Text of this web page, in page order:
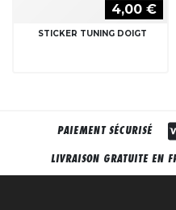
4,00 €
STICKER TUNING DOIGT
PAIEMENT SÉCURISÉ
LIVRAISON GRATUITE EN